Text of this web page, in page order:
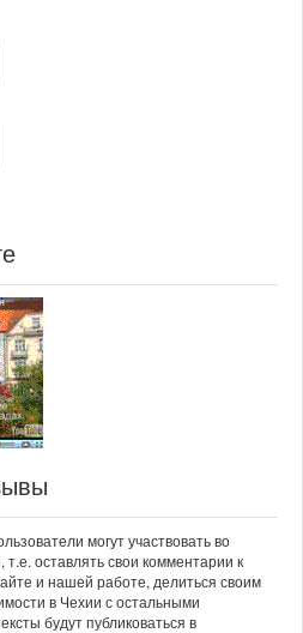
могут участвовать во
оставлять свои комментарии к
и нашей работе, делиться своим
в Чехии с остальными
будут публиковаться в